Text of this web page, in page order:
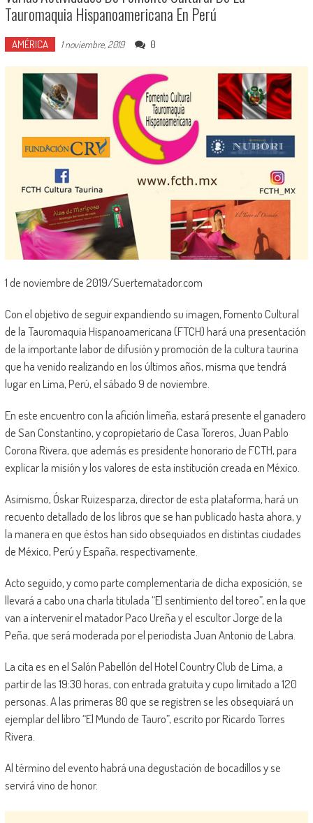
Tauromaquia Hispanoamericana En Perú
AMÉRICA 1 noviembre, 2019 0
1 de noviembre de 2019/Suertematador.com
Con el objetivo de seguir expandiendo su imagen, Fomento Cultural
de la Tauromaquia Hispanoamericana (FTCH) hará una presentación
de la importante labor de difusión y promoción de la cultura taurina
que ha venido realizando en los últimos años, misma que tendrá
lugar en Lima, Perú, el sábado 9 de noviembre.
En este encuentro con la afición limeña, estará presente el ganadero
de San Constantino, y copropietario de Casa Toreros, Juan Pablo
Corona Rivera, que además es presidente honorario de FCTH, para
explicar la misión y los valores de esta institución creada en México.
Asimismo, Óskar Ruizesparza, director de esta plataforma, hará un
recuento detallado de los libros que se han publicado hasta ahora, y
la manera en que éstos han sido obsequiados en distintas ciudades
de México, Perú y España, respectivamente.
Acto seguido, y como parte complementaria de dicha exposición, se
llevará a cabo una charla titulada “El sentimiento del toreo”, en la que
van a intervenir el matador Paco Ureña y el escultor Jorge de la
Peña, que será moderada por el periodista Juan Antonio de Labra.
La cita es en el Salón Pabellón del Hotel Country Club de Lima, a
partir de las 19:30 horas, con entrada gratuita y cupo limitado a 120
personas. A las primeras 80 que se registren se les obsequiará un
ejemplar del libro “El Mundo de Tauro”, escrito por Ricardo Torres
Rivera.
Al término del evento habrá una degustación de bocadillos y se
servirá vino de honor.